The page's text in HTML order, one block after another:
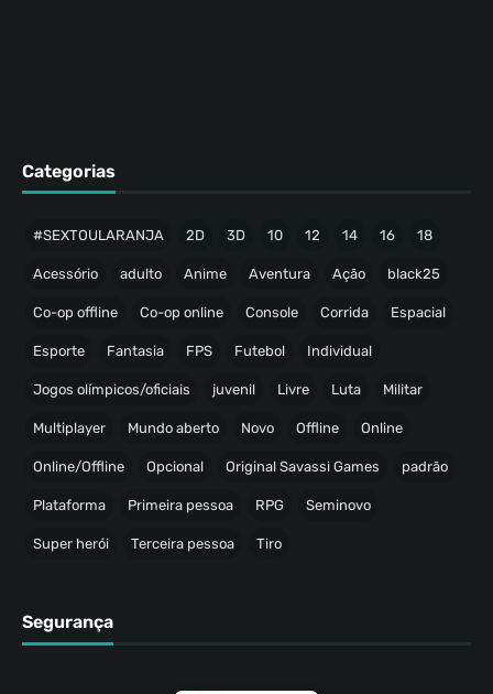
Categorias
#SEXTOULARANJA 2D 3D 10 12 14 16 18
Acessório adulto Anime Aventura Ação black25
Co-op offline Co-op online Console Corrida Espacial
Esporte Fantasia FPS Futebol Individual
Jogos olímpicos/oficiais juvenil Livre Luta Militar
Multiplayer Mundo aberto Novo Offline Online
Online/Offline Opcional Original Savassi Games padrão
Plataforma Primeira pessoa RPG Seminovo
Super herói Terceira pessoa Tiro
Segurança